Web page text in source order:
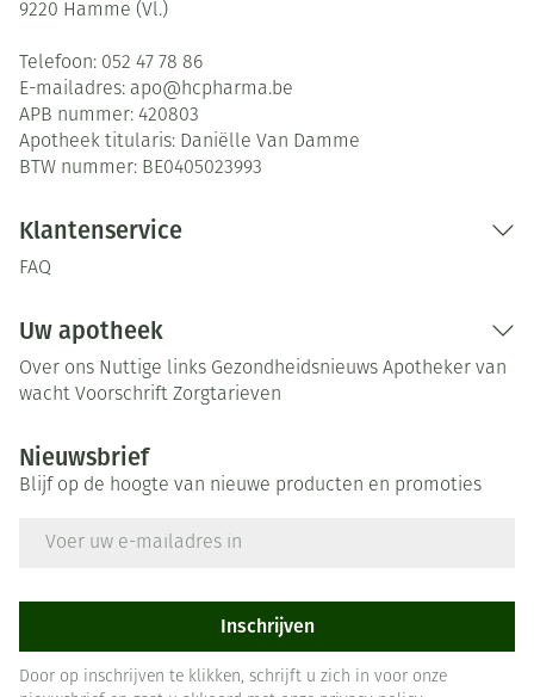
9220 Hamme (Vl.)
Telefoon: 052 47 78 86
E-mailadres: apo@hcpharma.be
APB nummer: 420803
Apotheek titularis: Daniëlle Van Damme
BTW nummer: BE0405023993
Klantenservice
FAQ
Uw apotheek
Over ons Nuttige links Gezondheidsnieuws Apotheker van
wacht Voorschrift Zorgtarieven
Nieuwsbrief
Blijf op de hoogte van nieuwe producten en promoties
Inschrijven
Door op inschrijven te klikken, schrijft u zich in voor onze